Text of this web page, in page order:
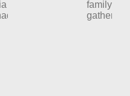
Chapter
(Velbec)